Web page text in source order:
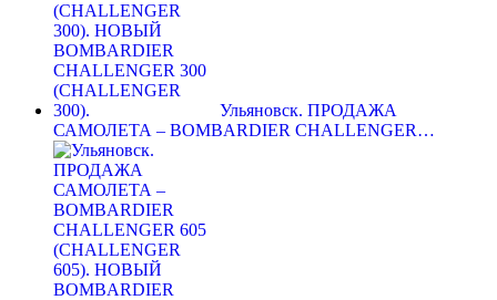
Ульяновск. ПРОДАЖА
САМОЛЕТА – BOMBARDIER CHALLENGER…